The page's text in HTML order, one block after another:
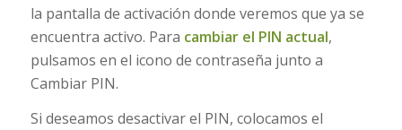
la pantalla de activación donde veremos que ya se
encuentra activo. Para cambiar el PIN actual,
pulsamos en el icono de contraseña junto a
Cambiar PIN.
Si deseamos desactivar el PIN, colocamos el